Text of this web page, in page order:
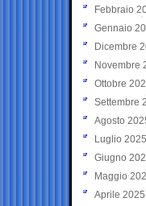
Febbraio
Gennaio
Dicembre
Novembre
Ottobre
Settembre
Agosto
Luglio 2025
Giugno
Maggio
Aprile 2025